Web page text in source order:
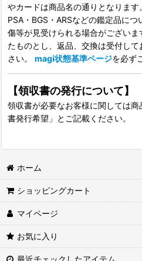
やカードは商品名の通りとなりま
PSA・BGS・ARSなどの鑑定品に
傷等が見受けられる場合がござい
たものとし、返品、交換は受付し
さい。 magi状態基準ページを必ず
【領収書の発行について】
領収書が必要なお客様に関しては
書発行希望」とご記載ください。
ホーム
ショッピングカート
マイページ
お気に入り